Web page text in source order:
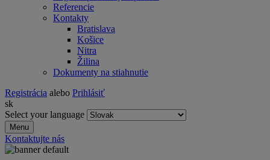
Referencie
Kontakty
Bratislava
Košice
Nitra
Žilina
Dokumenty na stiahnutie
Registrácia alebo Prihlásiť
sk
Select your language
Menu
Kontaktujte nás